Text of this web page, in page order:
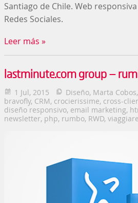
Santiago de Chile. Web
Redes Sociales.
Leer más »
lastminute.com group –
1 Jul, 2015 Diseño, Marta Cobos,
bravofly, CRM, crocierissime, cross-
diseño responsivo, email marketing,
newsletter, php, rumbo, RWD, viaggiare